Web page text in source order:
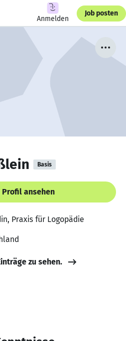
Anmelden
Job posten
Basis
Profil ansehen
Praxis für Logopädie
zu sehen.